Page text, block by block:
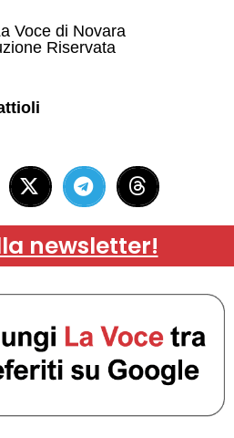
Voce di Novara
Riservata
newsletter!